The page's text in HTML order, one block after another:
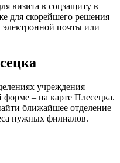
визита в соцзащиту в
для скорейшего решения
почты или
учреждения
– на карте Плесецка.
ближайшее отделение
нужных филиалов.